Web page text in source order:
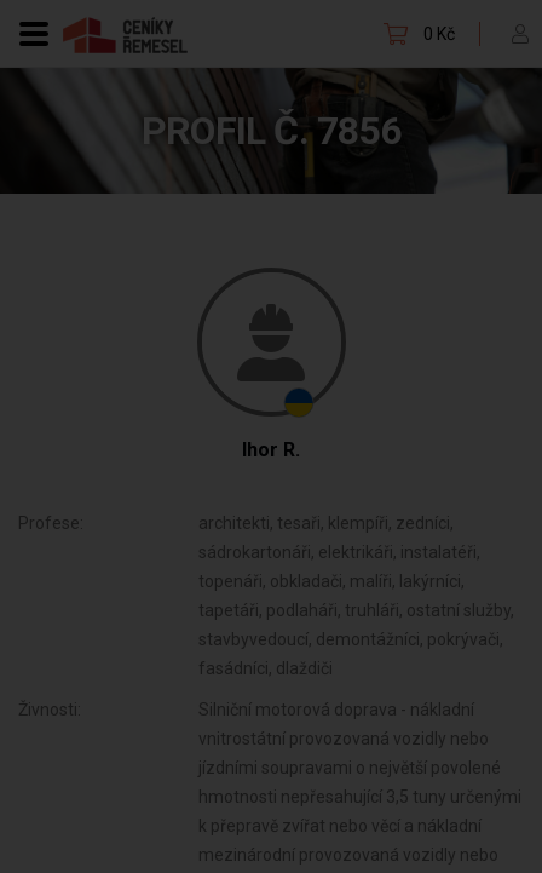
0 Kč
PROFIL Č. 7856
Ihor R.
Profese:
architekti, tesaři, klempíři, zedníci,
sádrokartonáři, elektrikáři, instalatéři,
topenáři, obkladači, malíři, lakýrníci,
tapetáři, podlaháři, truhláři, ostatní služby,
stavbyvedoucí, demontážníci, pokrývači,
fasádníci, dlaždiči
Živnosti:
Silniční motorová doprava - nákladní
vnitrostátní provozovaná vozidly nebo
jízdními soupravami o největší povolené
hmotnosti nepřesahující 3,5 tuny určenými
k přepravě zvířat nebo věcí a nákladní
mezinárodní provozovaná vozidly nebo